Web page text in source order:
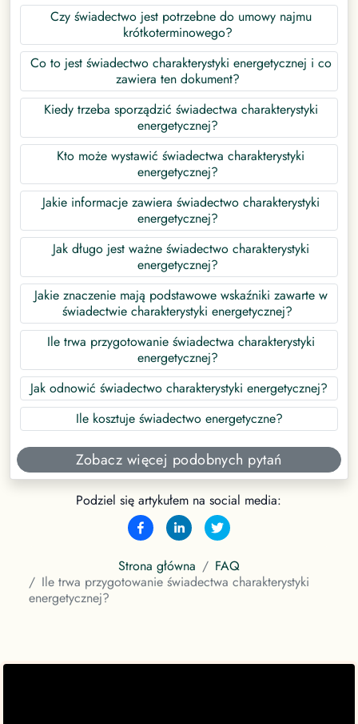
Czy świadectwo jest potrzebne do umowy najmu
krótkoterminowego?
Co to jest świadectwo charakterystyki energetycznej i co
zawiera ten dokument?
Kiedy trzeba sporządzić świadectwa charakterystyki
energetycznej?
Kto może wystawić świadectwa charakterystyki
energetycznej?
Jakie informacje zawiera świadectwo charakterystyki
energetycznej?
Jak długo jest ważne świadectwo charakterystyki
energetycznej?
Jakie znaczenie mają podstawowe wskaźniki zawarte w
świadectwie charakterystyki energetycznej?
Ile trwa przygotowanie świadectwa charakterystyki
energetycznej?
Jak odnowić świadectwo charakterystyki energetycznej?
Ile kosztuje świadectwo energetyczne?
Zobacz więcej podobnych pytań
Podziel się artykułem na social media:
Strona główna
FAQ
Ile trwa przygotowanie świadectwa charakterystyki
energetycznej?